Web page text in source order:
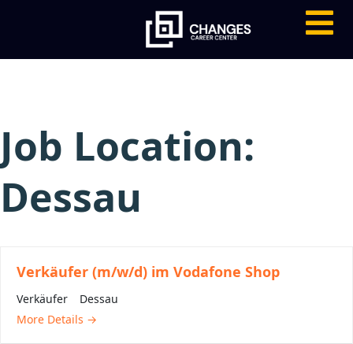
Job Location:
Dessau
Verkäufer (m/w/d) im Vodafone Shop
Verkäufer
Dessau
More Details